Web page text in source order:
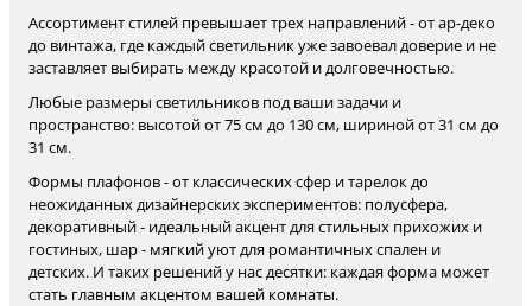
Ассортимент стилей превышает трех направлений - от ар-деко
до винтажа, где каждый светильник уже завоевал доверие и не
заставляет выбирать между красотой и долговечностью.
Любые размеры светильников под ваши задачи и
пространство: высотой от 75 см до 130 см, шириной от 31 см до
31 см.
Формы плафонов - от классических сфер и тарелок до
неожиданных дизайнерских экспериментов: полусфера,
декоративный - идеальный акцент для стильных прихожих и
гостиных, шар - мягкий уют для романтичных спален и
детских. И таких решений у нас десятки: каждая форма может
стать главным акцентом вашей комнаты.